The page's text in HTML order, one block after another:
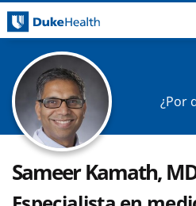
¿Por
Sameer Kamath,